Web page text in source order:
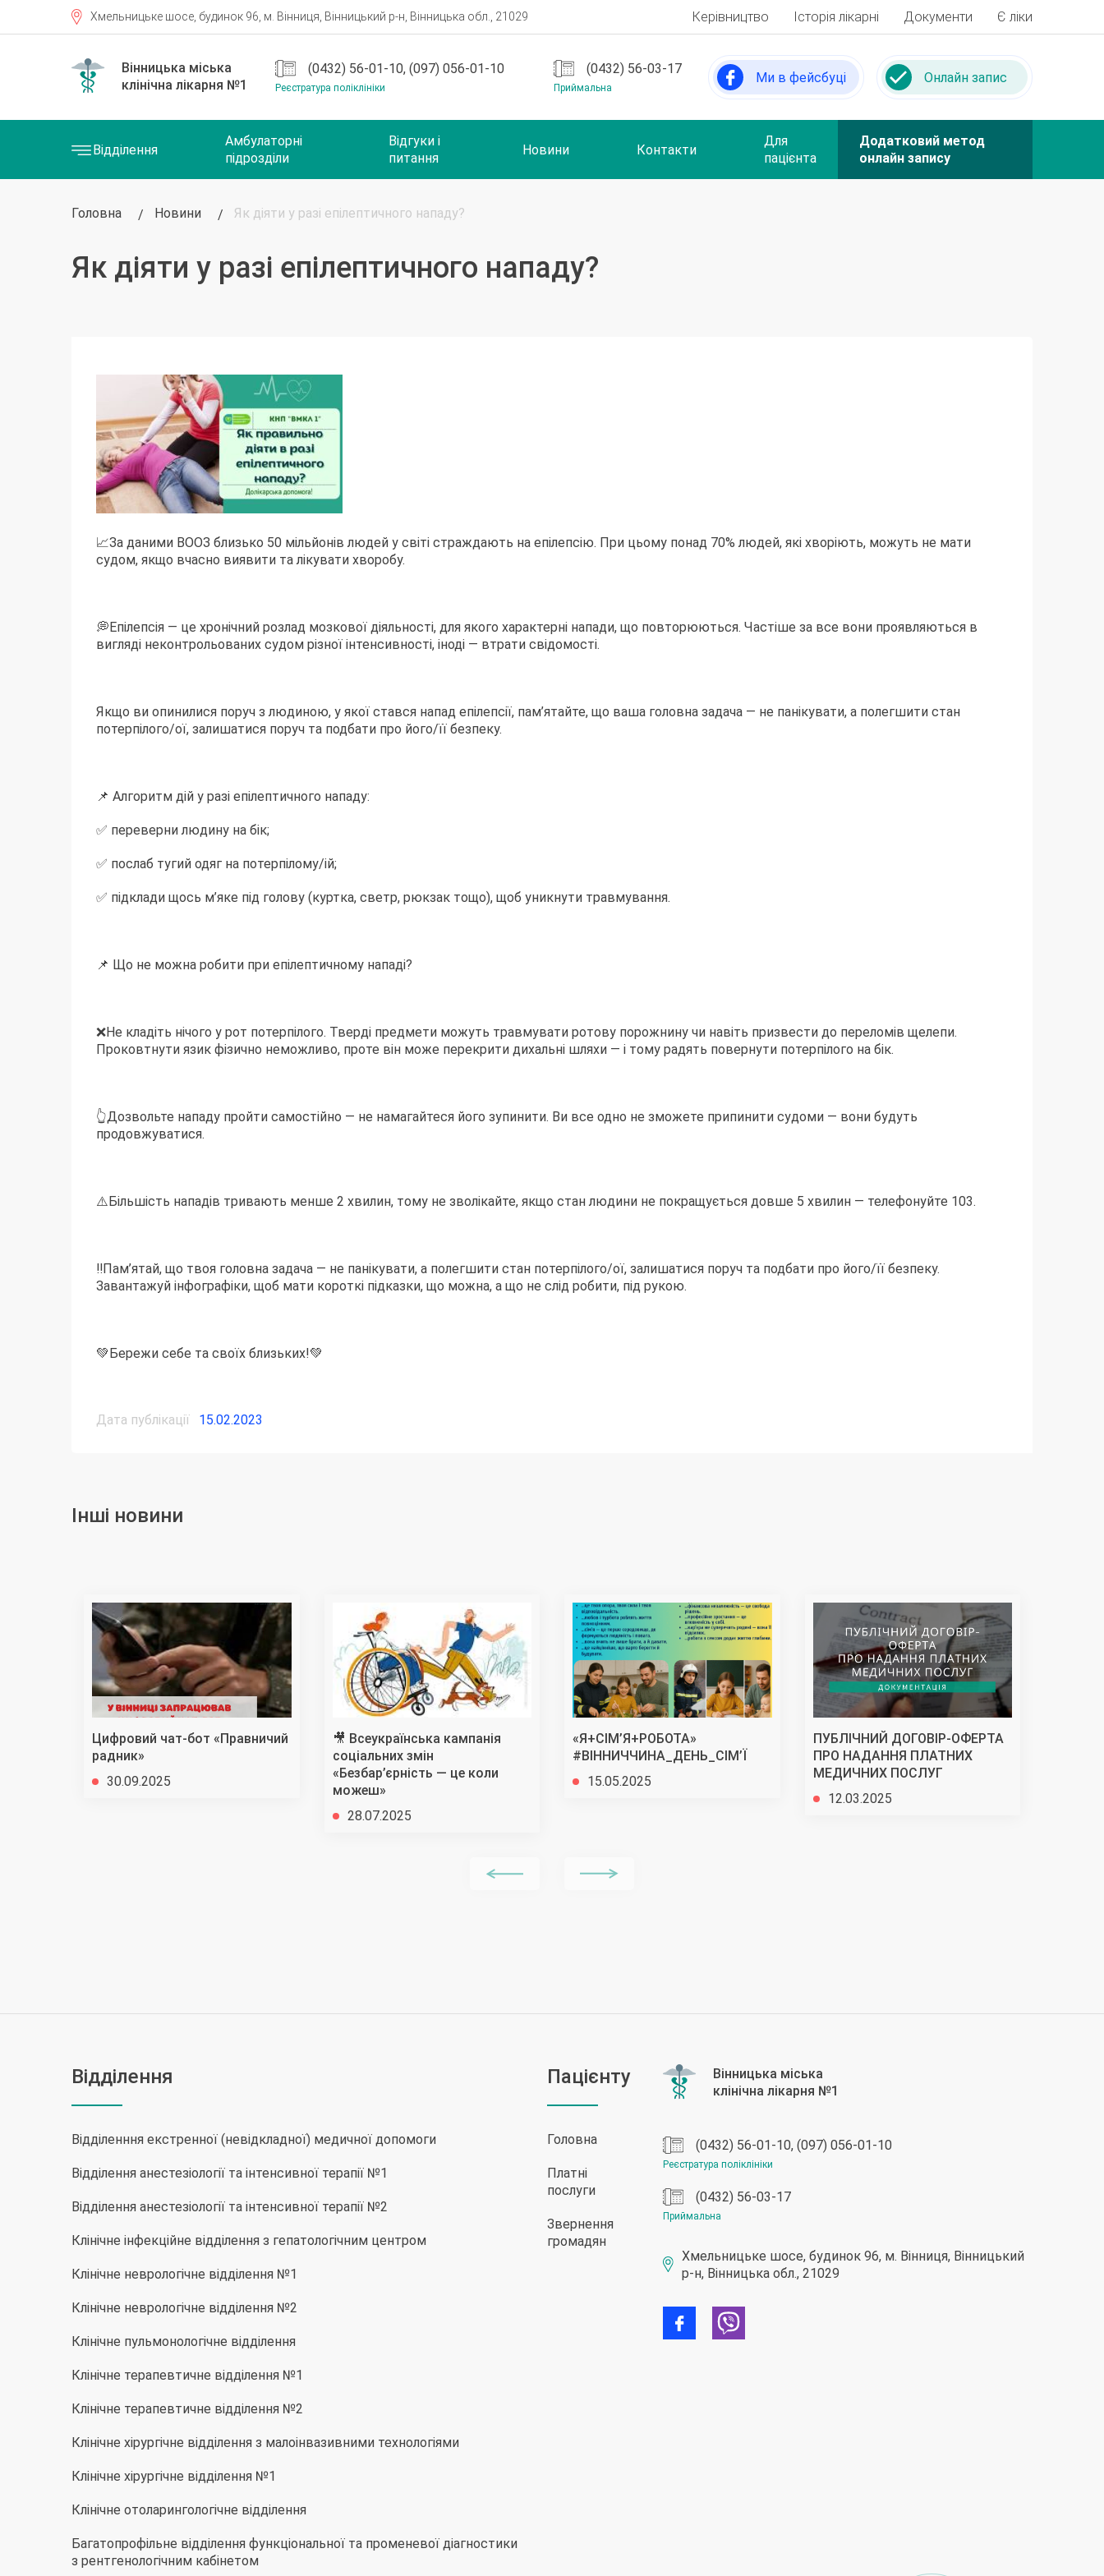
Хмельницьке шосе, будинок 96, м. Вінниця, Вінницький р-н, Вінницька обл., 21029 Керівництво Історія лікарні Документи Є ліки
(0432) 56-01-10, (097) 056-01-10
Реєстратура поліклініки
(0432) 56-03-17
Приймальна
Ми в фейсбуці Онлайн запис
Відділення
Амбулаторні
підрозділи
Відгуки і
питання
Новини Контакти
Для
пацієнта
Додатковий метод
онлайн запису
Головна Новини Як діяти у разі епілептичного нападу?
Як діяти у разі епілептичного нападу?
📈За даними ВООЗ близько 50 мільйонів людей у світі страждають на епілепсію. При цьому понад 70% людей, які хворіють, можуть не мати
судом, якщо вчасно виявити та лікувати хворобу.
💭Епілепсія — це хронічний розлад мозкової діяльності, для якого характерні напади, що повторюються. Частіше за все вони проявляються в
вигляді неконтрольованих судом різної інтенсивності, іноді — втрати свідомості.
Якщо ви опинилися поруч з людиною, у якої стався напад епілепсії, пам’ятайте, що ваша головна задача — не панікувати, а полегшити стан
потерпілого/ої, залишатися поруч та подбати про його/її безпеку.
📌 Алгоритм дій у разі епілептичного нападу:
✅ переверни людину на бік;
✅ послаб тугий одяг на потерпілому/ій;
✅ підклади щось м’яке під голову (куртка, светр, рюкзак тощо), щоб уникнути травмування.
📌 Що не можна робити при епілептичному нападі?
❌Не кладіть нічого у рот потерпілого. Тверді предмети можуть травмувати ротову порожнину чи навіть призвести до переломів щелепи.
Проковтнути язик фізично неможливо, проте він може перекрити дихальні шляхи — і тому радять повернути потерпілого на бік.
👆Дозвольте нападу пройти самостійно — не намагайтеся його зупинити. Ви все одно не зможете припинити судоми — вони будуть
продовжуватися.
⚠️Більшість нападів тривають менше 2 хвилин, тому не зволікайте, якщо стан людини не покращується довше 5 хвилин — телефонуйте 103.
‼️Пам’ятай, що твоя головна задача — не панікувати, а полегшити стан потерпілого/ої, залишатися поруч та подбати про його/її безпеку.
Завантажуй інфографіки, щоб мати короткі підказки, що можна, а що не слід робити, під рукою.
💚Бережи себе та своїх близьких!💚
Дата публікації 15.02.2023
Інші новини
Цифровий чат-бот «Правничий
радник»
30.09.2025
🎥 Всеукраїнська кампанія
соціальних змін
«Безбар’єрність — це коли
можеш»
28.07.2025
«Я+СІМ’Я+РОБОТА»
#ВІННИЧЧИНА_ДЕНЬ_СІМ’Ї
15.05.2025
ПУБЛІЧНИЙ ДОГОВІР-ОФЕРТА
ПРО НАДАННЯ ПЛАТНИХ
МЕДИЧНИХ ПОСЛУГ
12.03.2025
Відділення
Відділенння екстренної (невідкладної) медичної допомоги
Відділення анестезіології та інтенсивної терапії №1
Відділення анестезіології та інтенсивної терапії №2
Клінічне інфекційне відділення з гепатологічним центром
Клінічне неврологічне відділення №1
Клінічне неврологічне відділення №2
Клінічне пульмонологічне відділення
Клінічне терапевтичне відділення №1
Клінічне терапевтичне відділення №2
Клінічне хірургічне відділення з малоінвазивними технологіями
Клінічне хірургічне відділення №1
Клінічне отоларингологічне відділення
Багатопрофільне відділення функціональної та променевої діагностики
з рентгенологічним кабінетом
Пацієнту
Головна
Платні
послуги
Звернення
громадян
(0432) 56-01-10, (097) 056-01-10
Реєстратура поліклініки
(0432) 56-03-17
Приймальна
Хмельницьке шосе, будинок 96, м. Вінниця, Вінницький
р-н, Вінницька обл., 21029